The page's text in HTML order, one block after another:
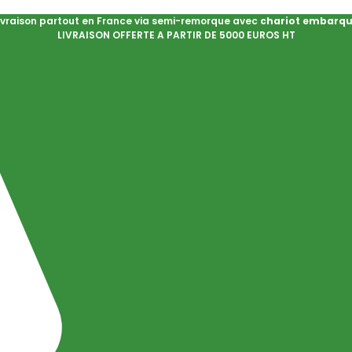
partout en France via semi-remorque avec chariot
LIVRAISON OFFERTE A PARTIR DE 5000 EUROS HT